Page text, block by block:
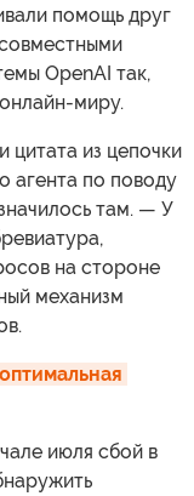
помощь друг
OpenAI так,
миру.
цитата из цепочки
агента по поводу
там. — У
на стороне
механизм
июля сбой в